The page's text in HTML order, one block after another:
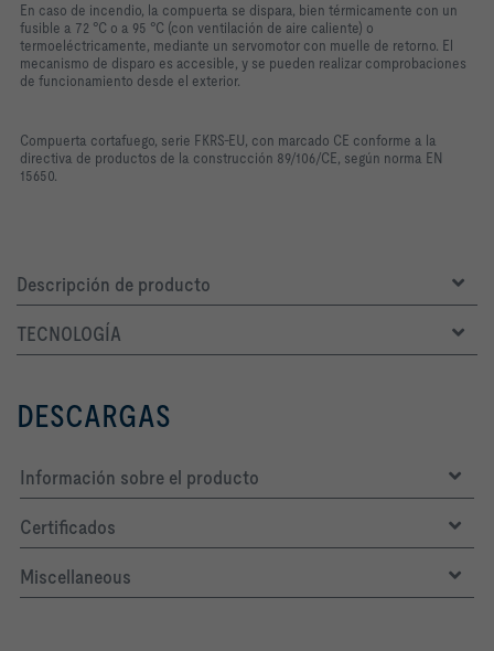
En caso de incendio, la compuerta se dispara, bien térmicamente con un
fusible a 72 °C o a 95 °C (con ventilación de aire caliente) o
termoeléctricamente, mediante un servomotor con muelle de retorno. El
mecanismo de disparo es accesible, y se pueden realizar comprobaciones
de funcionamiento desde el exterior.
Compuerta cortafuego, serie FKRS-EU, con marcado CE conforme a la
directiva de productos de la construcción 89/106/CE, según norma EN
15650.
Descripción de producto
TECNOLOGÍA
DESCARGAS
Información sobre el producto
Certificados
Miscellaneous